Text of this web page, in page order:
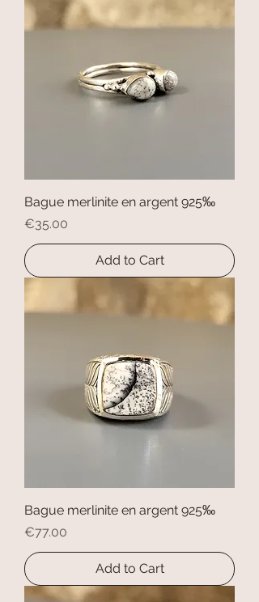
Bague merlinite en argent 925‰
Price
€35.00
Add to Cart
Bague merlinite en argent 925‰
Price
€77.00
Add to Cart